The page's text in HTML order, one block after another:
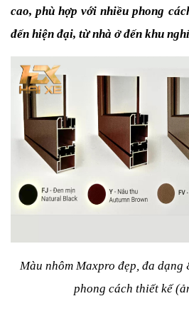
cao, phù hợp với nhiều phong
đến hiện đại, từ nhà ở đến khu
Màu nhôm Maxpro đẹp, đa
phong cách thiết kế